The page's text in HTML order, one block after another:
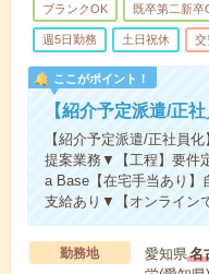
ブランクOK 既卒第二新卒
週5日勤務 土日祝休 交
ここがポイント！
【紹介予定派遣/正
【紹介予定派遣/正社員
提案業務▼【工程】要件
a Base【在宅手当あり】
支給あり▼【オンライン
勤務地 愛知県名